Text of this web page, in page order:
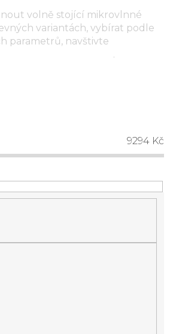
volně stojící mikrovlnné
variantách, vybírat podle
parametrů, navštivte
.
9294 Kč